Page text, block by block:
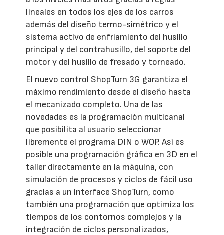
lineales en todos los ejes de los carros
además del diseño termo-simétrico y el
sistema activo de enfriamiento del husillo
principal y del contrahusillo, del soporte del
motor y del husillo de fresado y torneado.
El nuevo control ShopTurn 3G garantiza el
máximo rendimiento desde el diseño hasta
el mecanizado completo. Una de las
novedades es la programación multicanal
que posibilita al usuario seleccionar
libremente el programa DIN o WOP. Así es
posible una programación gráfica en 3D en el
taller directamente en la máquina, con
simulación de procesos y ciclos de fácil uso
gracias a un interface ShopTurn, como
también una programación que optimiza los
tiempos de los contornos complejos y la
integración de ciclos personalizados,